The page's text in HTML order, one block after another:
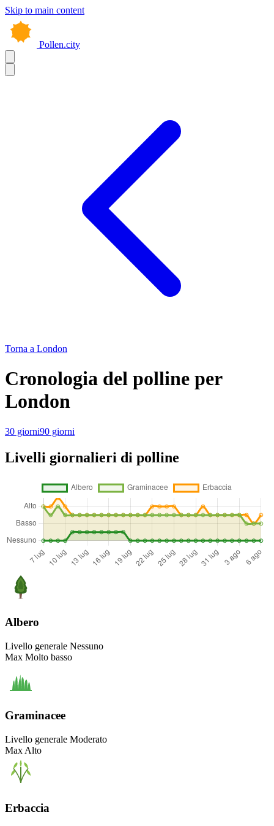
Skip to main content
Pollen.city
Torna a London
Cronologia del polline per
London
30 giorni90 giorni
Livelli giornalieri di polline
Albero
Livello generale Nessuno
Max Molto basso
Graminacee
Livello generale Moderato
Max Alto
Erbaccia